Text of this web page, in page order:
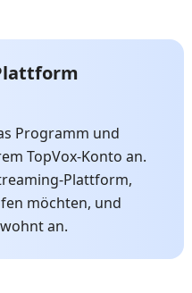
Programm und
TopVox-Konto an.
Plattform,
möchten, und
an.